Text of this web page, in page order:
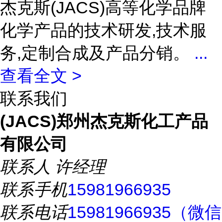
杰克斯(JACS)高等化学品牌
化学产品的技术研发,技术服
务,定制合成及产品分销。 ...
查看全文 >
联系我们
(JACS)郑州杰克斯化工产品
有限公司
联系人 许经理
联系手机15981966935
联系电话15981966935（微信